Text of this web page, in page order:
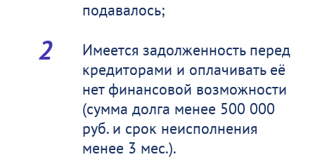
подавалось;
Имеется задолженность перед
кредиторами и оплачивать её
нет финансовой возможности
(сумма долга менее 500 000
руб. и срок неисполнения
менее 3 мес.).